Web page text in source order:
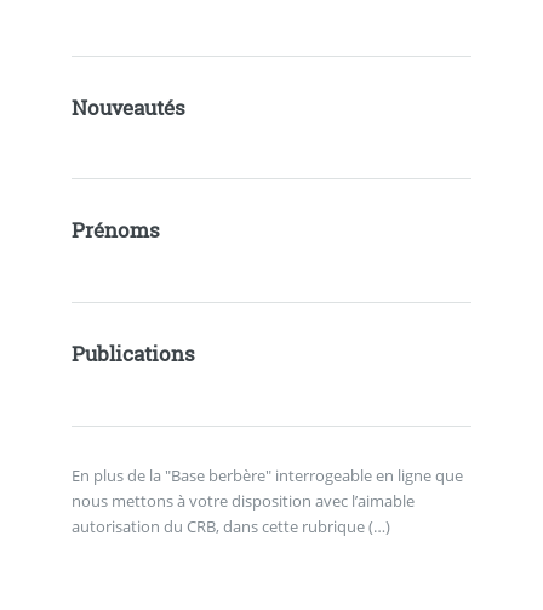
Nouveautés
Prénoms
Publications
En plus de la "Base berbère" interrogeable en ligne que
nous mettons à votre disposition avec l’aimable
autorisation du CRB, dans cette rubrique (…)